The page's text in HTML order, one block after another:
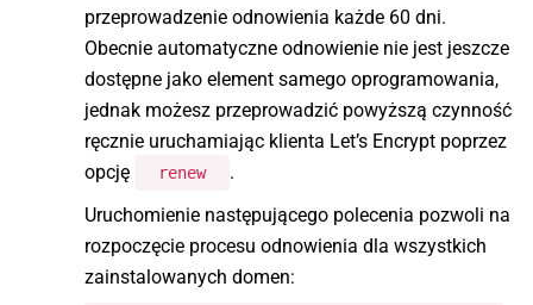
przeprowadzenie odnowienia każde 60 dni.
Obecnie automatyczne odnowienie nie jest jeszcze
dostępne jako element samego oprogramowania,
jednak możesz przeprowadzić powyższą czynność
ręcznie uruchamiając klienta Let’s Encrypt poprzez
opcję
renew
.
Uruchomienie następującego polecenia pozwoli na
rozpoczęcie procesu odnowienia dla wszystkich
zainstalowanych domen: